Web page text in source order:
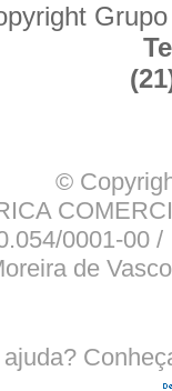
©
0001-00
de